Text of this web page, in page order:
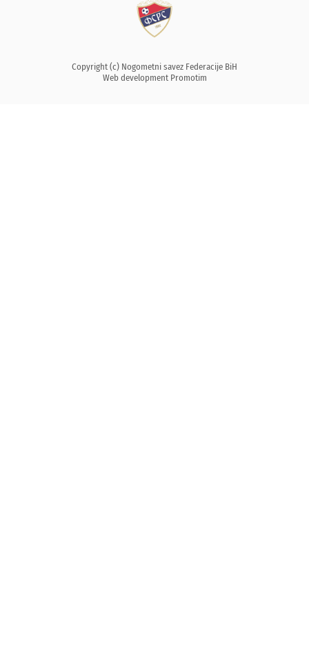
Copyright (c) Nogometni savez Federacije BiH
Web development Promotim